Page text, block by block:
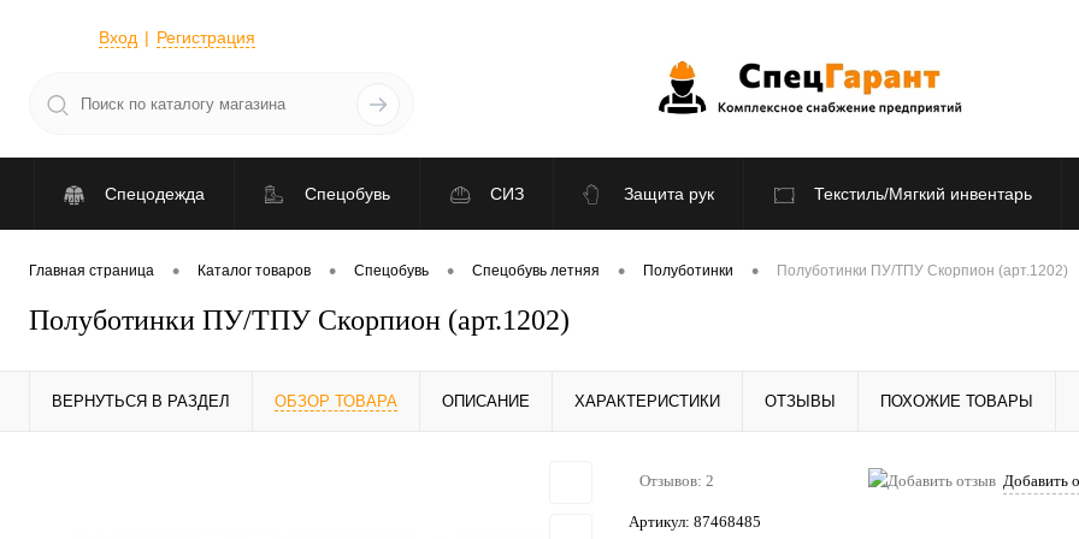
Вход Регистрация
Спецодежда Спецобувь СИЗ Защита рук Текстиль/Мягкий инвентарь
По отраслям Распродажа
Главная страница • Каталог товаров • Спецобувь • Спецобувь летняя • Полуботинки • Полуботинки ПУ/ТПУ Скорпион (арт.1202)
Полуботинки ПУ/ТПУ Скорпион (арт.1202)
ВЕРНУТЬСЯ В РАЗДЕЛ ОБЗОР ТОВАРА ОПИСАНИЕ ХАРАКТЕРИСТИКИ ОТЗЫВЫ ПОХОЖИЕ ТОВАРЫ
Отзывов: 2 Добавить
Артикул: 87468485